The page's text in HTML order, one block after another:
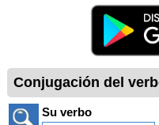
Conjugación del
Su verbo